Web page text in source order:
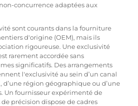
concurrence adaptées aux
sont courants dans la fourniture
d'origine (OEM), mais ils
rigoureuse. Une exclusivité
rarement accordée sans
significatifs. Des arrangements
l'exclusivité au sein d’un canal
région géographique ou d’une
Un fournisseur expérimenté de
précision dispose de cadres